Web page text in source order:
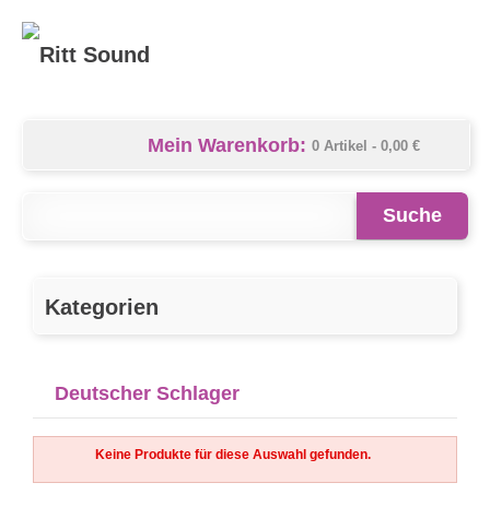
Mein Warenkorb: 0 Artikel - 0,00 €
Suche
Kategorien
Deutscher Schlager
Keine Produkte für diese Auswahl gefunden.